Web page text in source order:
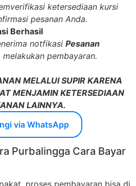
ketersediaan kursi
pesanan Anda.
Berhasil
notfikasi Pesanan
melakukan pembayaran.
MELALUI SUPIR KARENA
MENJAMIN KETERSEDIAAN
LAINNYA.
via WhatsApp
Purbalingga Cara Bayar